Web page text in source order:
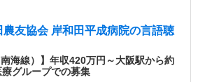
友協会 岸和田平成病院の言語聴
南海線）】年収420万円～大阪駅から約
グループでの募集